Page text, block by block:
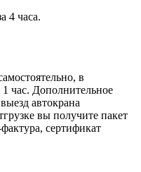
4 часа.
в
час. Дополнительное
автокрана
вы получите пакет
сертификат